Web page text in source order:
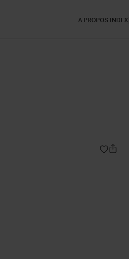
A PROPOS INDEX